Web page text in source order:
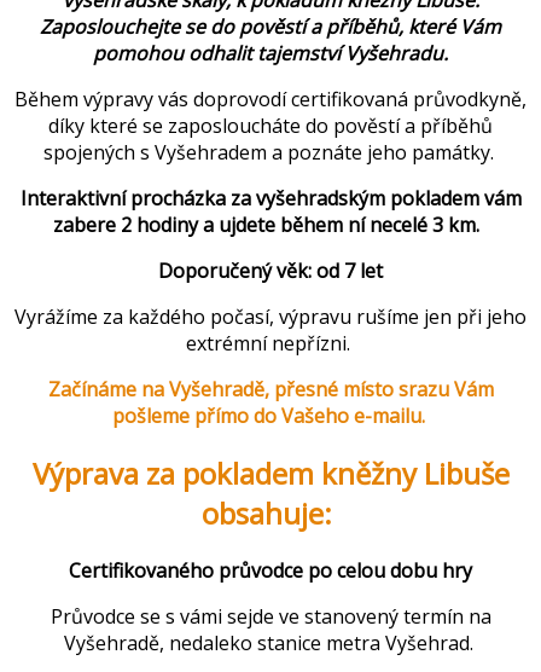
Zaposlouchejte se do pověstí a příběhů, které Vám
pomohou odhalit tajemství Vyšehradu.
Během výpravy vás doprovodí certifikovaná průvodkyně,
díky které se zaposloucháte do pověstí a příběhů
spojených s Vyšehradem a poznáte jeho památky.
Interaktivní procházka za vyšehradským pokladem vám
zabere 2 hodiny a ujdete během ní necelé 3 km.
Doporučený věk: od 7 let
Vyrážíme za každého počasí, výpravu rušíme jen při jeho
extrémní nepřízni.
Začínáme na Vyšehradě, přesné místo srazu Vám
pošleme přímo do Vašeho e-mailu.
Výprava za pokladem kněžny Libuše
obsahuje:
Certifikovaného průvodce po celou dobu hry
Průvodce se s vámi sejde ve stanovený termín na
Vyšehradě, nedaleko stanice metra Vyšehrad.